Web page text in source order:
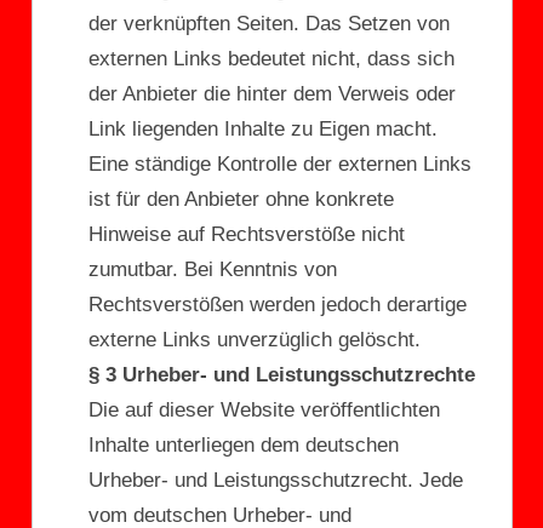
der verknüpften Seiten. Das Setzen von
externen Links bedeutet nicht, dass sich
der Anbieter die hinter dem Verweis oder
Link liegenden Inhalte zu Eigen macht.
Eine ständige Kontrolle der externen Links
ist für den Anbieter ohne konkrete
Hinweise auf Rechtsverstöße nicht
zumutbar. Bei Kenntnis von
Rechtsverstößen werden jedoch derartige
externe Links unverzüglich gelöscht.
§ 3 Urheber- und Leistungsschutzrechte
Die auf dieser Website veröffentlichten
Inhalte unterliegen dem deutschen
Urheber- und Leistungsschutzrecht. Jede
vom deutschen Urheber- und